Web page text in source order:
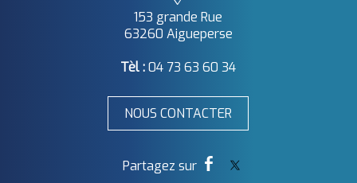
153 grande Rue
63260 Aigueperse
Tèl :04 73 63 60 34
NOUS CONTACTER